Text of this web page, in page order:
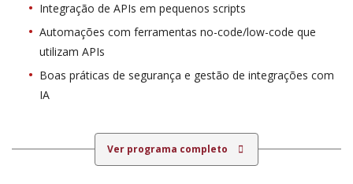
Integração de APIs em pequenos scripts
Automações com ferramentas no-code/low-code que
utilizam APIs
Boas práticas de segurança e gestão de integrações com
IA
Ver programa completo